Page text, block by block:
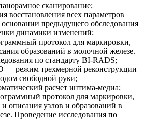
сканирование;
восстановления всех параметров
предыдущего обследования
динамики изменений;
протокол для маркировки,
образований в молочной железе.
по стандарту BI-RADS;
— режим трехмерной реконструкции
свободной руки;
расчет интима-медиа;
протокол для маркировки,
и описания узлов и образований в
Проведение исследования по